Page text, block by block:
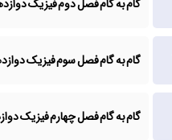
گام به گام فصل دوم فیزیک
گام به گام فصل سوم فیزیک
گام به گام فصل چهارم فیزیک